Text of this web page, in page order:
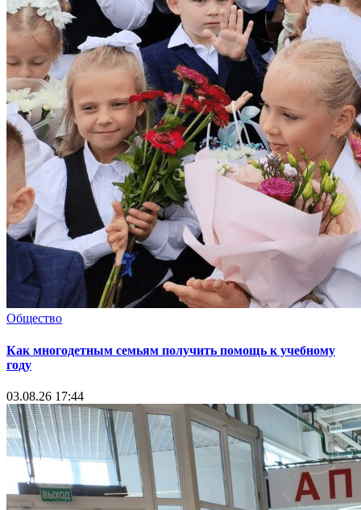
Общество
Как многодетным семьям получить помощь к учебному
году
03.08.26 17:44